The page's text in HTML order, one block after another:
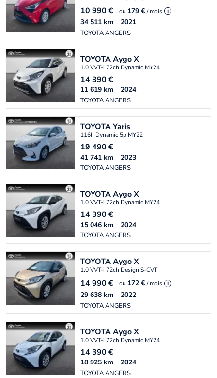
10 990 € ou 179 € / mois i
TOYOTA ANGERS
34 511 km 2021
TOYOTAAygo X
1.0 VVT-i 72ch Dynamic MY24
14 390 €
TOYOTA ANGERS
11 619 km 2024
TOYOTAYaris
116h Dynamic 5p MY22
19 490 €
TOYOTA ANGERS
41 741 km 2023
TOYOTAAygo X
1.0 VVT-i 72ch Dynamic MY24
14 390 €
TOYOTA ANGERS
15 046 km 2024
TOYOTAAygo X
1.0 VVT-i 72ch Design S-CVT
14 990 € ou 172 € / mois i
TOYOTA ANGERS
29 638 km 2022
TOYOTAAygo X
1.0 VVT-i 72ch Dynamic MY24
14 390 €
TOYOTA ANGERS
18 925 km 2024